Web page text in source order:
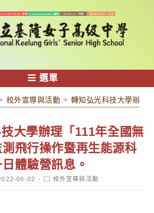
選單
校外宣導與活動 > 轉知弘光科技大學辦理
大學辦理「111年全國無
飛行操作暨再生能源科
體驗營訊息。
06-02
Post校外宣導與活動